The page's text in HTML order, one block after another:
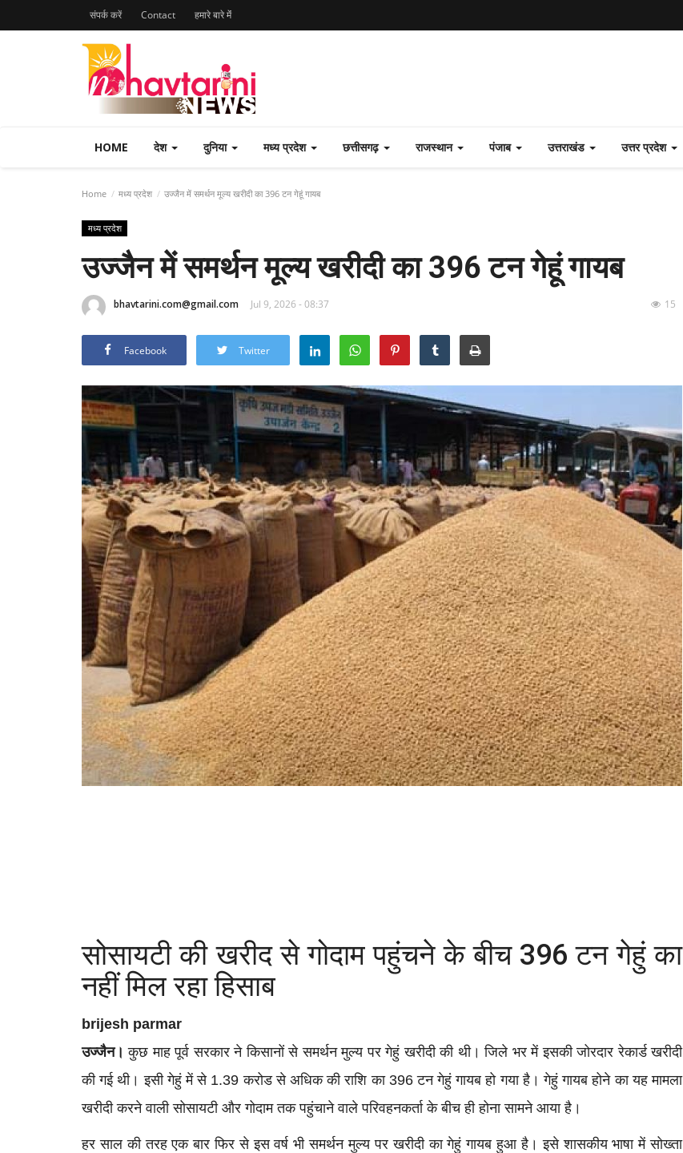
संपर्क करें Contact हमारे बारे मेंं
HOME देश दुनिया मध्य प्रदेश छत्तीसगढ़ राजस्थान पंजाब उत्तराखंड उत्तर प्रदेश
Home मध्य प्रदेश उज्जैन में समर्थन मूल्य खरीदी का 396 टन गेहूं गायब
मध्य प्रदेश
उज्जैन में समर्थन मूल्य खरीदी का 396 टन गेहूं गायब
bhavtarini.com@gmail.com Jul 9, 2026 - 08:37 15
Facebook Twitter
सोसायटी की खरीद से गोदाम पहुंचने के बीच 396 टन गेहुं का
नहीं मिल रहा हिसाब
brijesh parmar
उज्जैन। कुछ माह पूर्व सरकार ने किसानों से समर्थन मुल्य पर गेहुं खरीदी की थी। जिले भर में इसकी जोरदार रेकार्ड खरीदी
की गई थी। इसी गेहुं में से 1.39 करोड से अधिक की राशि का 396 टन गेहुं गायब हो गया है। गेहुं गायब होने का यह मामला
खरीदी करने वाली सोसायटी और गोदाम तक पहुंचाने वाले परिवहनकर्ता के बीच ही होना सामने आया है।
हर साल की तरह एक बार फिर से इस वर्ष भी समर्थन मुल्य पर खरीदी का गेहुं गायब हुआ है। इसे शासकीय भाषा में सोख्ता